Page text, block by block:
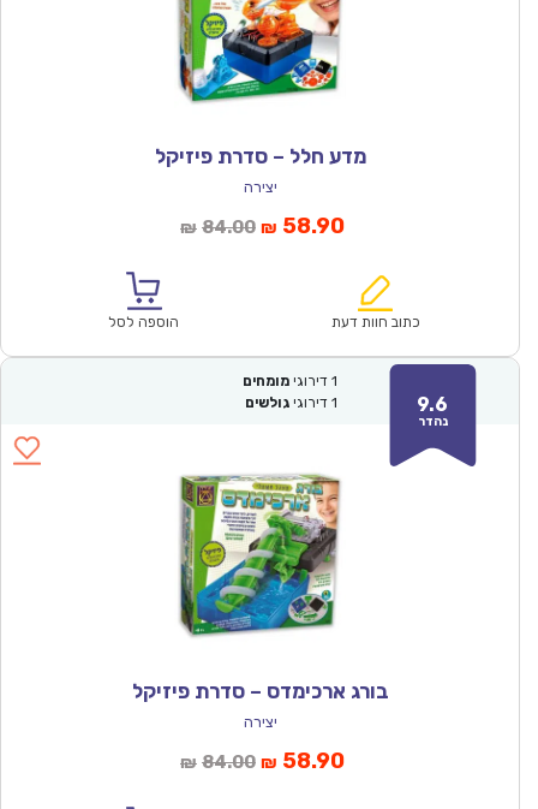
מדע חלל – סדרת פיזיקל
יצירה
₪ 84.00המחיר
₪84.00.
₪ 58.90המחיר
הוא:
כתוב חוות דעת הוספה לסל
9.6
נהדר
1 דירוגי מומחים
1 דירוגי גולשים
בורג ארכימדס – סדרת פיזיקל
יצירה
₪ 84.00המחיר
₪ 58.90המחיר